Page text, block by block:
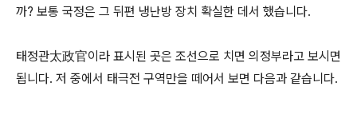
까? 보통 국정은 그 뒤편 냉난방 장치 확실한 데서 했습니다.
태정관太政官이라 표시된 곳은 조선으로 치면 의정부라고 보시면
됩니다. 저 중에서 태극전 구역만을 떼어서 보면 다음과 같습니다.